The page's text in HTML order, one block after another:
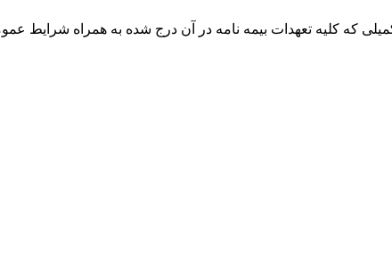
که کلیه تعهدات بیمه نامه در آن درج شده به همراه شرایط